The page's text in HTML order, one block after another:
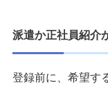
派遣か正社員紹介
登録前に、希望す